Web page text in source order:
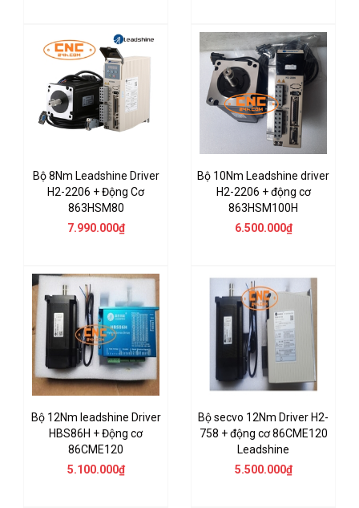
Bộ 8Nm Leadshine Driver
H2-2206 + Động Cơ
863HSM80
7.990.000₫
Bộ 10Nm Leadshine driver
H2-2206 + động cơ
863HSM100H
6.500.000₫
Bộ 12Nm leadshine Driver
HBS86H + Động cơ
86CME120
5.100.000₫
Bộ secvo 12Nm Driver H2-
758 + động cơ 86CME120
Leadshine
5.500.000₫